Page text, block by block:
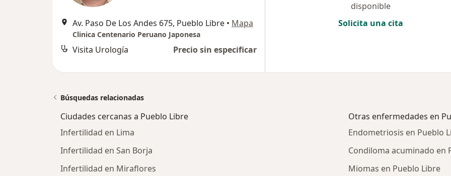
Av. Paso De Los Andes 675, Pueblo Libre • Mapa
Clinica Centenario Peruano Japonesa
Visita Urología Precio sin especificar
disponible
Solicita una cita
Búsquedas relacionadas
Ciudades cercanas a Pueblo Libre
Infertilidad en Lima
Infertilidad en San Borja
Infertilidad en Miraflores
Otras enfermedades en
Endometriosis en Pueblo
Condiloma acuminado en
Miomas en Pueblo Libre